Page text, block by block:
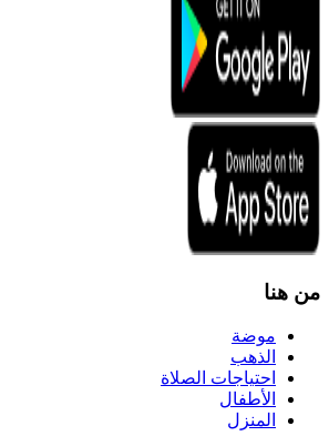
موضة
الذهب
احتياجات الصلاة
الأطفال
المنزل